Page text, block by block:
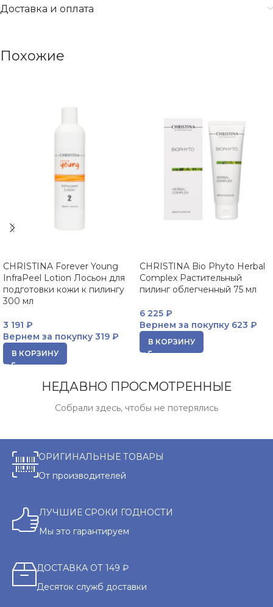
Доставка и оплата
Похожие
CHRISTINA Forever Young
InfraPeel Lotion Лосьон для
подготовки кожи к пилингу
300 мл
3 191 ₽
Вернем за покупку 319 ₽
В КОРЗИНУ
CHRISTINA Bio Phyto Herbal
Complex Растительный
пилинг облегченный 75 мл
6 225 ₽
Вернем за покупку 623 ₽
В КОРЗИНУ
НЕДАВНО ПРОСМОТРЕННЫЕ
Собрали здесь, чтобы не потерялись
ОРИГИНАЛЬНЫЕ ТОВАРЫ
От производителей
ЛУЧШИЕ СРОКИ ГОДНОСТИ
Мы это гарантируем
ДОСТАВКА ОТ 149 ₽
Десяток служб доставки